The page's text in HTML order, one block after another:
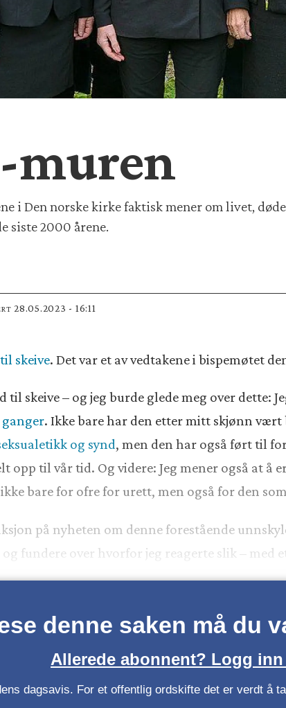
muren
i Den norske kirke faktisk mener om livet,
siste 2000 årene.
28.05.2023 - 16:11
skeive. Det var et av vedtakene i bispemøtet
til skeive – og jeg burde glede meg over dette:
. Ikke bare har den etter mitt skjønn
og synd, men den har også ført til
til vår tid. Og videre: Jeg mener også at å
bare for ofre for urett, men også for den
på nyheten om denne forestående
og fundere over hvorfor jeg reagerte slik –
denne saken må du
Allerede abonnent? Logg
dagsavis. For et offentlig ordskifte det er verdt å